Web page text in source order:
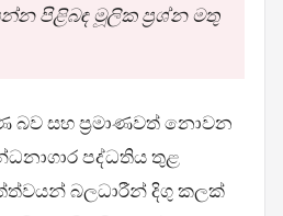
පිළිබඳ මූලික ප්‍රශ්න මතු
බව සහ ප්‍රමාණවත් නොවන
පද්ධතිය තුළ
බලධාරීන් දිගු කලක්